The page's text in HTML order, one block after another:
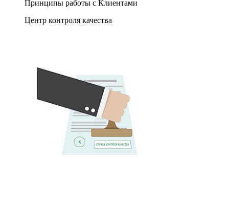
Принципы работы с Клиентами
Центр контроля качества